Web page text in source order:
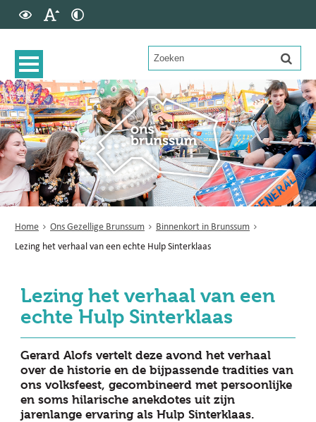
Home Ons Gezellige Brunssum
Binnenkort in Brunssum
Lezing het verhaal van een echte Hulp Sinterklaas
Lezing het verhaal van een
echte Hulp Sinterklaas
Gerard Alofs vertelt deze avond het verhaal
over de historie en de bijpassende tradities van
ons volksfeest, gecombineerd met persoonlijke
en soms hilarische anekdotes uit zijn
jarenlange ervaring als Hulp Sinterklaas.